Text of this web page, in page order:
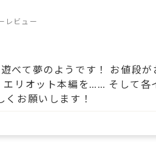
レビュー
べて夢のようです！ お値段
エリオット本編を…… そして
お願いします！